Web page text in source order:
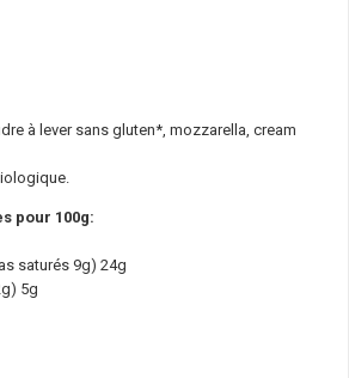
à lever sans gluten*, mozzarella, cream
pour 100g:
saturés 9g) 24g
5g